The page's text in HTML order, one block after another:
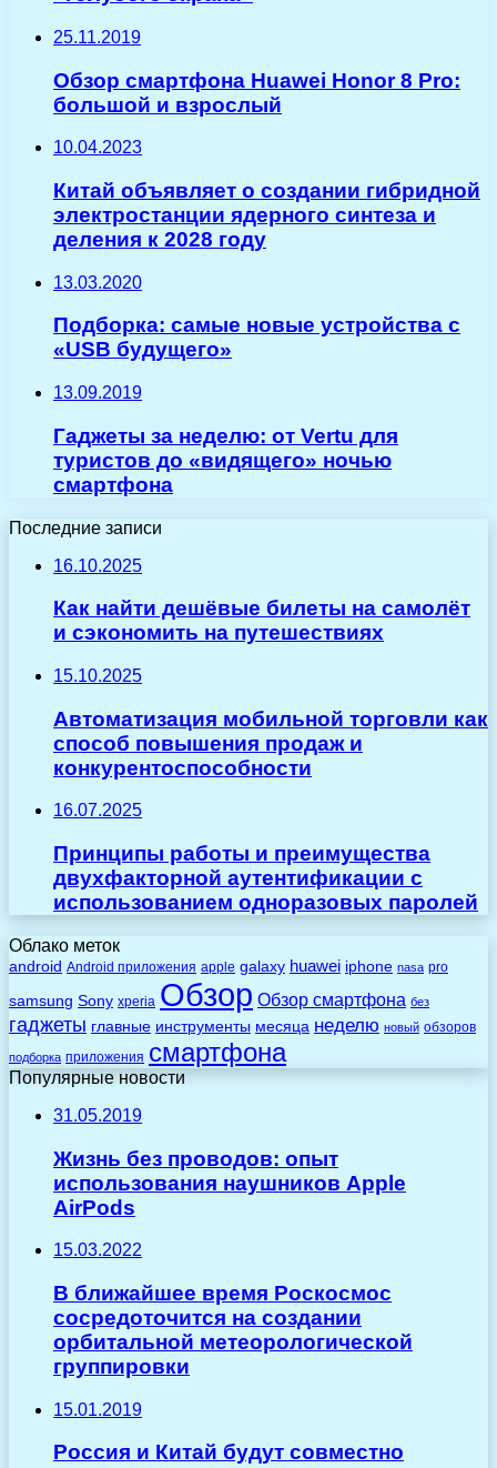
25.11.2019
Обзор смартфона Huawei Honor 8 Pro:
большой и взрослый
10.04.2023
Китай объявляет о создании гибридной
электростанции ядерного синтеза и
деления к 2028 году
13.03.2020
Подборка: самые новые устройства с
«USB будущего»
13.09.2019
Гаджеты за неделю: от Vertu для
туристов до «видящего» ночью
смартфона
Последние записи
16.10.2025
Как найти дешёвые билеты на самолёт
и сэкономить на путешествиях
15.10.2025
Автоматизация мобильной торговли как
способ повышения продаж и
конкурентоспособности
16.07.2025
Принципы работы и преимущества
двухфакторной аутентификации с
использованием одноразовых паролей
Облако меток
android Android приложения apple galaxy huawei iphone nasa pro
samsung Sony xperia Обзор Обзор смартфона без
гаджеты главные инструменты месяца неделю новый обзоров
подборка приложения смартфона
Популярные новости
31.05.2019
Жизнь без проводов: опыт
использования наушников Apple
AirPods
15.03.2022
В ближайшее время Роскосмос
сосредоточится на создании
орбитальной метеорологической
группировки
15.01.2019
Россия и Китай будут совместно